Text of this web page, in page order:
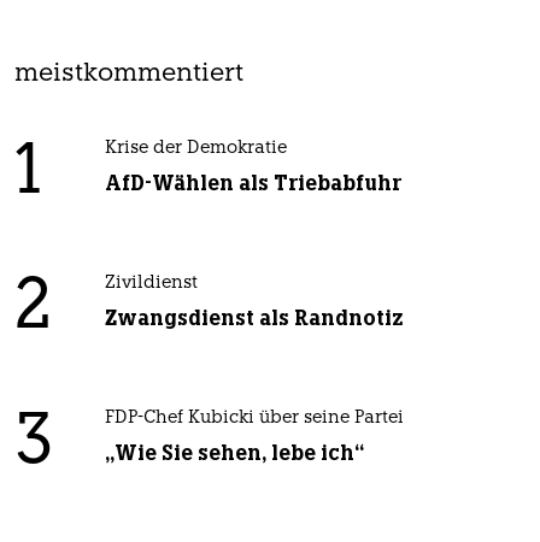
meistkommentiert
1 Krise der Demokratie
AfD-Wählen als Triebabfuhr
2 Zivildienst
Zwangsdienst als Randnotiz
3 FDP-Chef Kubicki über seine Partei
„Wie Sie sehen, lebe ich“